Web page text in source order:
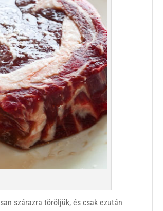
szárazra töröljük, és csak ezután